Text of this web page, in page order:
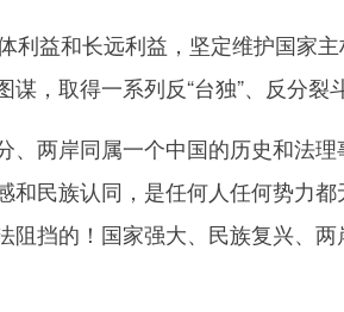
和长远利益，坚定维护国家主
谋，取得一系列反“台独”、反分
两岸同属一个中国的历史和法理
和民族认同，是任何人任何势力
挡的！国家强大、民族复兴、